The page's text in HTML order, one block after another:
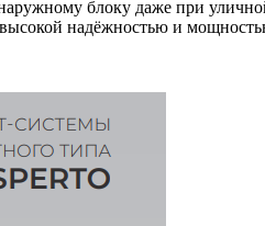
блоку даже при
надёжностью и